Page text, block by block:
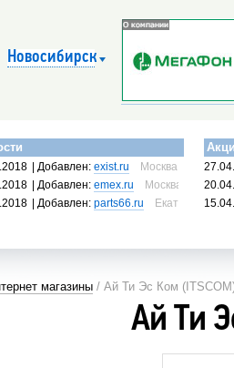
Новосибирск
| Добавлен:exist.ru
Москва, Россия
| Добавлен:emex.ru
Москва, Россия
| Добавлен:parts66.ru Екатеринбург,
магазины / Ай Ти Эс Ком
Ай Ти